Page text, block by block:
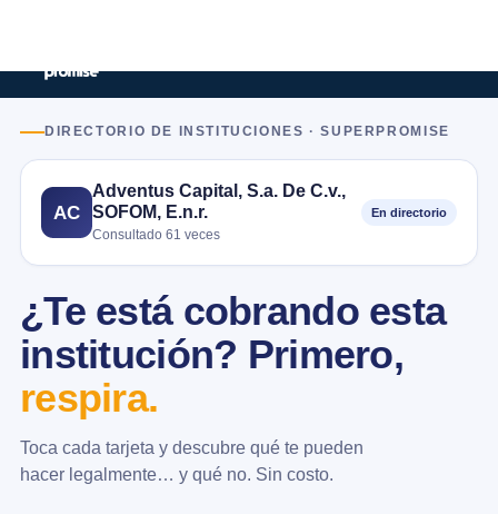
DIRECTORIO DE INSTITUCIONES · SUPERPROMISE
AC
Adventus Capital, S.a. De C.v.,
SOFOM, E.n.r.
Consultado 61 veces
En directorio
¿Te está cobrando esta
institución? Primero,
respira.
Toca cada tarjeta y descubre qué te pueden
hacer legalmente… y qué no. Sin costo.